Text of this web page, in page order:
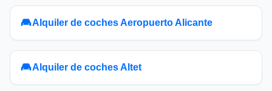
Alquiler de coches Aeropuerto Alicante
Alquiler de coches Altet